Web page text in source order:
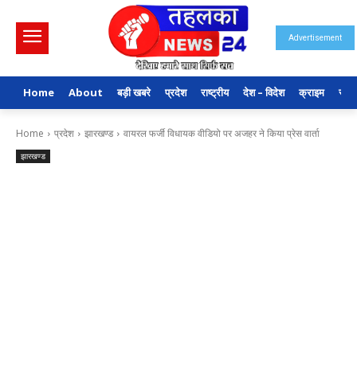
Advertisement
Home About बड़ी खबरे प्रदेश राष्ट्रीय देश – विदेश क्राइम
Home प्रदेश झारखण्ड वायरल फर्जी विधायक वीडियो पर अजहर ने किया प्रेस वार्ता
झारखण्ड